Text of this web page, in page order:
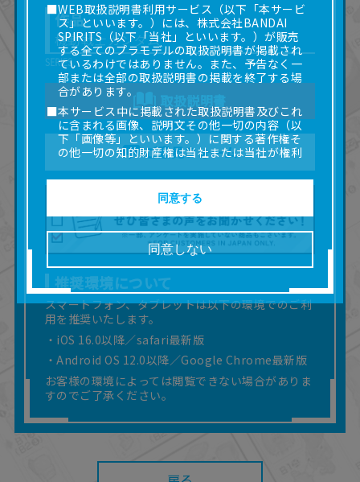
作品
機動戦士ガンダム
取扱説明書
ご意見フォーム
推奨環境について
スマートフォン、タブレットは以下の環境でのご利
用を推奨いたします。
・iOS 16.0以降／safari最新版
・Android OS 12.0以降／Google Chrome最新版
お客様の環境によっては閲覧できない場合がありま
すのでご了承ください。
■WEB取扱説明書利用サービス（以下「本サービ
ス」といいます。）には、株式会社BANDAI
SPIRITS（以下「当社」といいます。）が販売
する全てのプラモデルの取扱説明書が掲載され
ているわけではありません。また、予告なく一
部または全部の取扱説明書の掲載を終了する場
合があります。
■本サービス中に掲載された取扱説明書及びこれ
に含まれる画像、説明文その他一切の内容（以
下「画像等」といいます。）に関する著作権そ
の他一切の知的財産権は当社または当社が権利
■取扱説明書及び画像等の一部または全部を私的
使用（本サービス内の意見投稿の目的での画像
等の利用を含みます。）を超えて使用（複製、
複写、改変、掲示、頒布、配信、販売、出版等
を含むがこれに限りません。）することは禁止
いたします。
■掲載している取扱説明書は、お客様が購入され
た商品に同梱されたものと異なる場合がありま
す。
■対象商品仕様の変更などにより、取扱説明書の
内容は予告なく変更される場合があります。
■当社は、取扱説明書の正確性確保に努めており
ますが、取扱説明書の完全性を保証するもので
はありません。
■お客様のご利用環境によっては、本サービスを
ご利用いただけない場合があります。
■本サービスを利用したこと、または利用できな
たとしても、当社は何らの責任を負いません。
また、本サイトを利用したことによって、利用
同意しない
同意する